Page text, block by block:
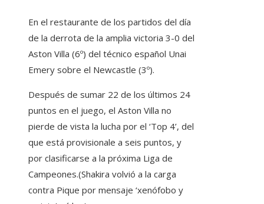
En el restaurante de los partidos del día
de la derrota de la amplia victoria 3-0 del
Aston Villa (6º) del técnico español Unai
Emery sobre el Newcastle (3º).
Después de sumar 22 de los últimos 24
puntos en el juego, el Aston Villa no
pierde de vista la lucha por el ‘Top 4’, del
que está provisionale a seis puntos, y
por clasificarse a la próxima Liga de
Campeones.(Shakira volvió a la carga
contra Pique por mensaje ‘xenófobo y